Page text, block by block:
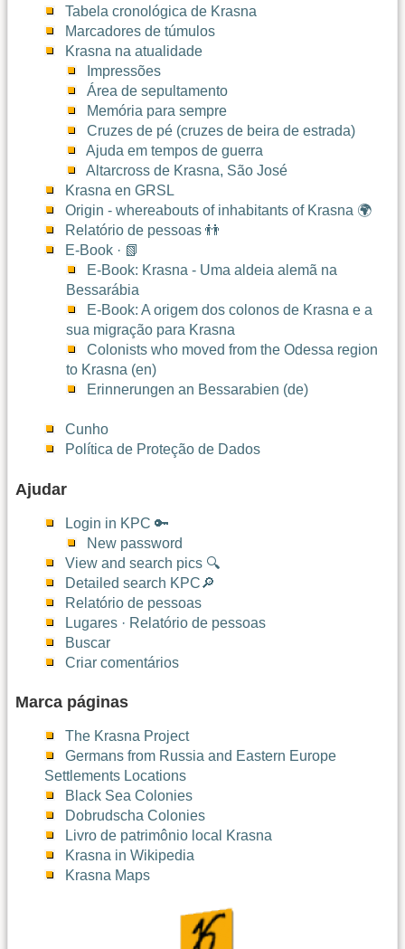
Tabela cronológica de Krasna
Marcadores de túmulos
Krasna na atualidade
Impressões
Área de sepultamento
Memória para sempre
Cruzes de pé (cruzes de beira de estrada)
Ajuda em tempos de guerra
Altarcross de Krasna, São José
Krasna en GRSL
Origin - whereabouts of inhabitants of Krasna 🌍
Relatório de pessoas 👬
E-Book · 📗
E-Book: Krasna - Uma aldeia alemã na
Bessarábia
E-Book: A origem dos colonos de Krasna e a
sua migração para Krasna
Colonists who moved from the Odessa region
to Krasna (en)
Erinnerungen an Bessarabien (de)
Cunho
Política de Proteção de Dados
Ajudar
Login in KPC 🔑
New password
View and search pics 🔍
Detailed search KPC🔎
Relatório de pessoas
Lugares · Relatório de pessoas
Buscar
Criar comentários
Marca páginas
The Krasna Project
Germans from Russia and Eastern Europe
Settlements Locations
Black Sea Colonies
Dobrudscha Colonies
Livro de patrimônio local Krasna
Krasna in Wikipedia
Krasna Maps